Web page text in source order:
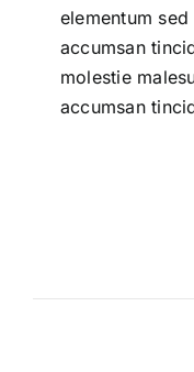
elementum
accumsan
molestie
accumsan